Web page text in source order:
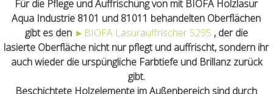
Für die Pflege und Auffrischung von mit BIOFA Holzlasur
Aqua Industrie 8101 und 81011 behandelten Oberflächen
gibt es den ► BIOFA Lasurauffrischer 5295 , der die
lasierte Oberfläche nicht nur pflegt und auffrischt, sondern ihr
auch wieder die urspüngliche Farbtiefe und Brillanz zurück
gibt.
Beschichtete Holzelemente im Außenbereich sind durch